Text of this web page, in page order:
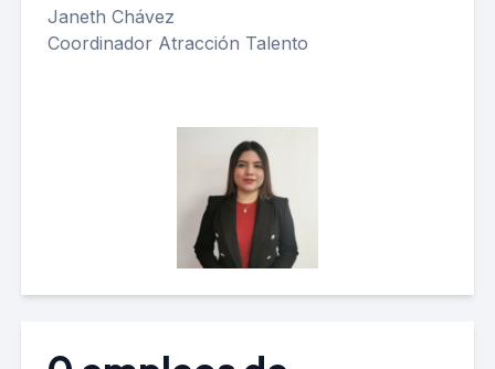
Janeth Chávez
Coordinador Atracción Talento